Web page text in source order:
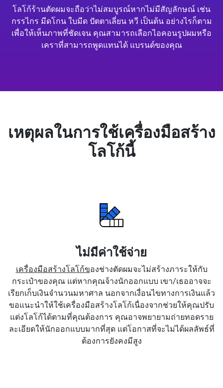
โลโก้ร้านตัดผมจะถือว่าไม่สมบูรณ์หากไม่มีสัญลักษณ์ เช่น
กรรไกร มีดโกน ใบมีด ปัตตาเลี่ยน หวี เป็นต้น อย่างไรก็ตาม
เพื่อให้เห็นภาพที่ชัดเจน คุณสามารถเลือกไอคอนรูปผมหรือ
เคราที่สามารถพูดแทนได้ แบรนด์ของคุณ
เหตุผลในการใช้เครื่องมือสร้าง
โลโก้นี้
ไม่มีค่าใช้จ่าย
เครื่องมือสร้างโลโก้ของช่างตัดผมจะไม่สร้างภาระให้กับ
กระเป๋าของคุณ แต่หากคุณจ้างนักออกแบบ เขา/เธออาจจะ
เรียกเก็บเงินจำนวนมหาศาล นอกจากเงื่อนไขทางการเงินแล้ว
ขอแนะนำให้ใช้เครื่องมือสร้างโลโก้เนื่องจากช่วยให้คุณปรับ
แต่งโลโก้ได้ตามที่คุณต้องการ คุณอาจพยายามถ่ายทอดราย
ละเอียดให้นักออกแบบมากที่สุด แต่โอกาสที่จะไม่ได้ผลลัพธ์ที่
ต้องการยังคงมีสูง